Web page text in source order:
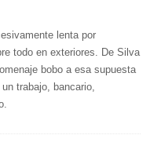
lenta por
todo en exteriores. De Silva
bobo a esa supuesta
trabajo, bancario,